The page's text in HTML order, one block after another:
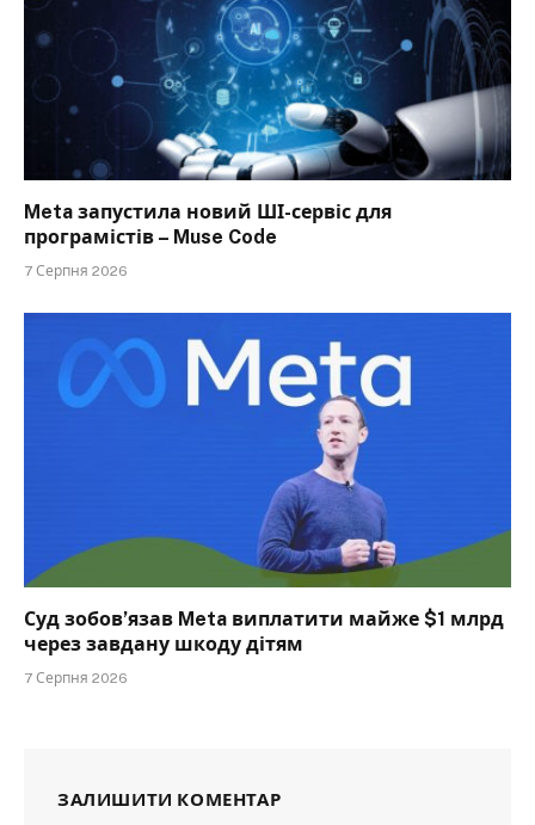
Meta запустила новий ШІ-сервіс для
програмістів – Muse Code
7 Серпня 2026
Суд зобов’язав Meta виплатити майже $1 млрд
через завдану шкоду дітям
7 Серпня 2026
ЗАЛИШИТИ КОМЕНТАР